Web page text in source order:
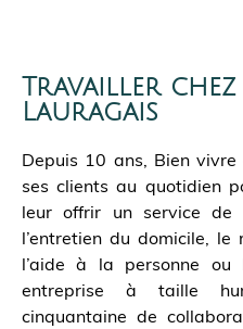
Travailler chez
Lauragais
Depuis 10 ans, Bien
ses clients au quotidien
leur offrir un service
l’entretien du domicile, le
l’aide à la personne ou
entreprise à taille
cinquantaine de